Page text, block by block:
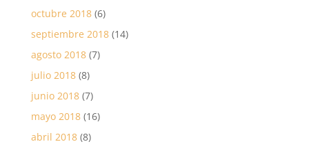
octubre 2018(6)
septiembre 2018(14)
agosto 2018(7)
julio 2018(8)
junio 2018(7)
mayo 2018(16)
abril 2018(8)